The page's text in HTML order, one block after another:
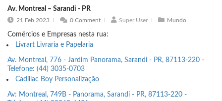
Av. Montreal – Sarandi - PR
21 Feb 2023 0 Comment Super User Mundo
Comércios e Empresas nesta rua:
Livrart Livraria e Papelaria
Av. Montreal, 776 - Jardim Panorama, Sarandi - PR, 87113-220 -
Telefone: (44) 3035-0703
Cadillac Boy Personalização
Av: Montreal, 749B - Panorama, Sarandi - PR, 87113-220 -